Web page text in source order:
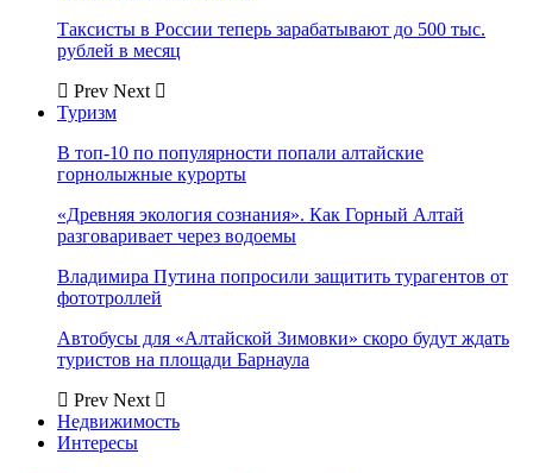
Таксисты в России теперь зарабатывают до 500 тыс.
рублей в месяц
Prev Next
Туризм
В топ-10 по популярности попали алтайские
горнолыжные курорты
«Древняя экология сознания». Как Горный Алтай
разговаривает через водоемы
Владимира Путина попросили защитить турагентов от
фототроллей
Автобусы для «Алтайской Зимовки» скоро будут ждать
туристов на площади Барнаула
Prev Next
Недвижимость
Интересы